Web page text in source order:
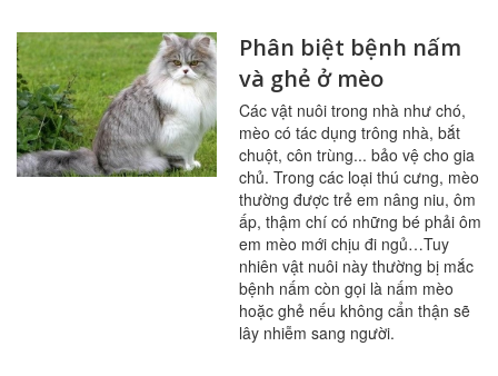
Phân biệt bệnh nấm
và ghẻ ở mèo
Các vật nuôi trong nhà như chó,
mèo có tác dụng trông nhà, bắt
chuột, côn trùng... bảo vệ cho gia
chủ. Trong các loại thú cưng, mèo
thường được trẻ em nâng niu, ôm
ấp, thậm chí có những bé phải ôm
em mèo mới chịu đi ngủ…Tuy
nhiên vật nuôi này thường bị mắc
bệnh nấm còn gọi là nấm mèo
hoặc ghẻ nếu không cẩn thận sẽ
lây nhiễm sang người.